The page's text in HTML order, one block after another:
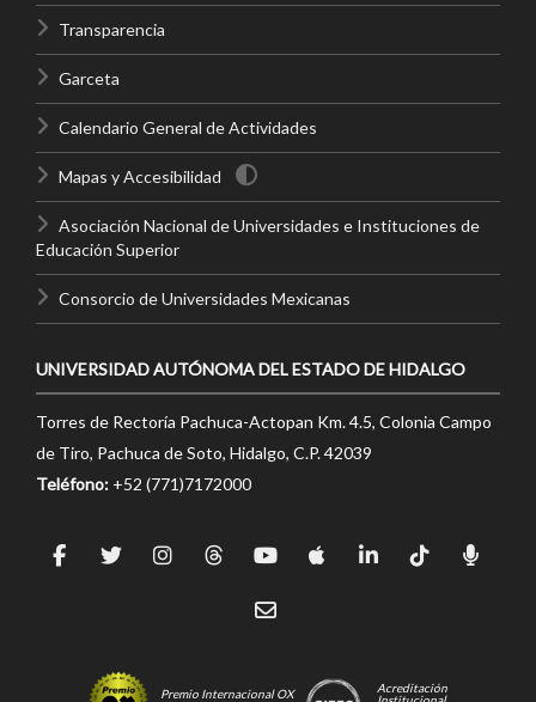
Transparencia
Garceta
Calendario General de Actividades
Mapas y Accesibilidad
Asociación Nacional de Universidades e Instituciones de
Educación Superior
Consorcio de Universidades Mexicanas
UNIVERSIDAD AUTÓNOMA DEL ESTADO DE HIDALGO
Torres de Rectoría Pachuca-Actopan Km. 4.5, Colonia Campo
de Tiro, Pachuca de Soto, Hidalgo, C.P. 42039
Teléfono: +52 (771)7172000
Premio Internacional OX
Acreditación